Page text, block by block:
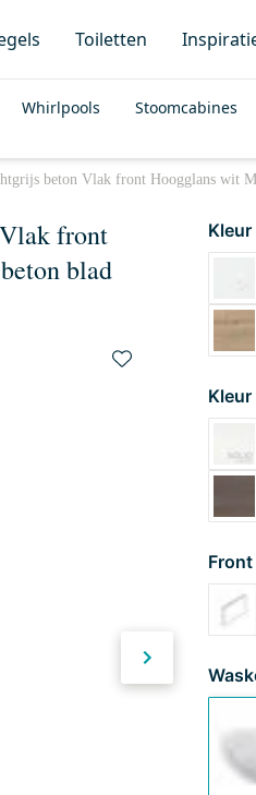
Toiletten
Whirlpools Stoomcabines
beton Vlak front Hoogglans wit
front
blad